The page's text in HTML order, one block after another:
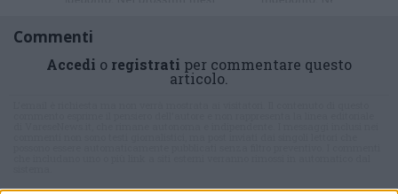
Commenti
Accedi o registrati per commentare questo
articolo.